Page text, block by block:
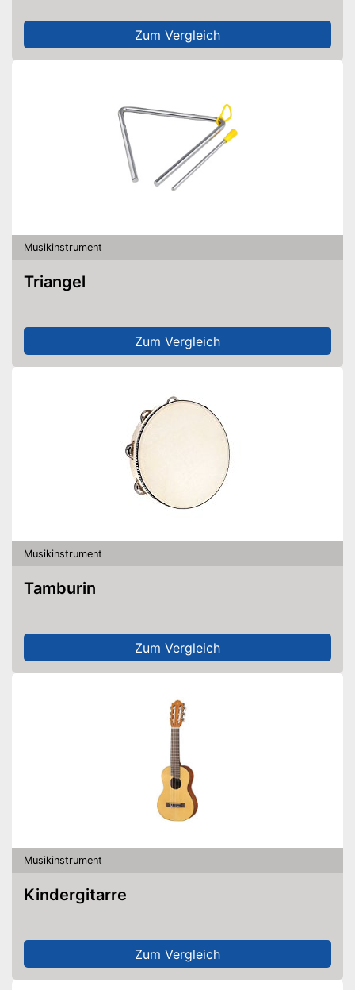
Zum Vergleich
Musikinstrument
Triangel
Zum Vergleich
Musikinstrument
Tamburin
Zum Vergleich
Musikinstrument
Kindergitarre
Zum Vergleich